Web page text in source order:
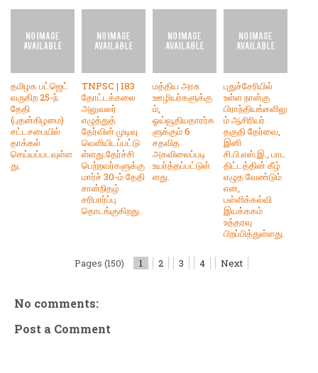
தமிழக பட்ஜெட்
வருகிற 25-ந்
தேதி
(புதன்கிழமை)
சட்டசபையில்
தாக்கல்
செய்யப்படவுள்ள
து.
TNPSC | 183
தோட்டக்கலை
அலுவலர்
எழுத்துத்
தேர்வின் முடிவு
வெளியிடப்பட்டு
ள்ளது.தேர்ச்சி
பெற்றவர்களுக்கு
மார்ச் 30-ம் தேதி
சான்றிதழ்
சரிபார்ப்பு
தொடங்குகிறது.
மத்திய அரசு
ஊழியர்களுக்கு
ம்,
ஓய்வூதியதாரர்க
ளுக்கும் 6
சதவித
அகவிலைப்படி
உயர்த்தப்பட்டுள்
ளது.
புதுச்சேரியில்
உள்ள நான்கு
பிராந்தியங்களிலு
ம் ஆசிரியர்
தகுதி தேர்வை,
இனி
சி.பி.எஸ்.இ., பாட
திட்டத்தின் கீழ்
எழுத வேண்டும்
என,
பள்ளிக்கல்வி
இயக்ககம்
உத்தரவு
பிறப்பித்துள்ளது.
Pages (150) 1 2 3 4 Next
No comments:
Post a Comment